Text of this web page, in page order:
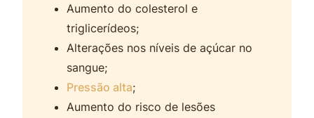
Aumento do colesterol e
triglicerídeos;
Alterações nos níveis de açúcar no
sangue;
Pressão alta;
Aumento do risco de lesões